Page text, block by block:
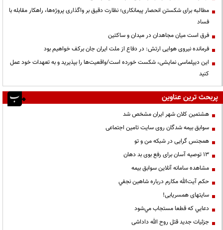
مطالبه برای شکستن انحصار پیمانکاری؛ نظارت دقیق بر واگذاری پروژه‌ها، راهکار مقابله با
فساد
فرق است میان مجاهدان در میدان و ساکتین
فرمانده نیروی هوایی ارتش: در دفاع از ملت ایران جان برکف خواهیم بود
این دیپلماسی نمایشی، شکست خورده است/واقعیت‌ها را بپذیرید و به تعهدات خود عمل
کنید
پربحث ترین عناوین
هشتمین کلان شهر ایران مشخص شد
سوابق بیمه شدگان روی سایت تامین اجتماعی
همجنس گرایی در شبکه من و تو
13 توصیه آسان برای رفع بوی بد دهان
مشاهده سامانه آنلاين سوابق بیمه
حكم آيت‌الله مكارم درباره شاهين نجفي
سایتهای همسریابی!
دعايي كه قطعا مستجاب مي‌شود
جزئیات جدید قتل روح الله داداشی